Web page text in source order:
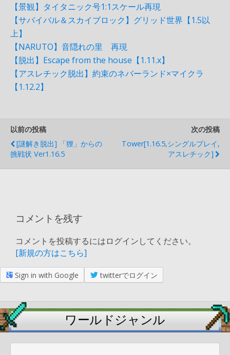
【景観】タイタニック号1:1スケール再現
【サバイバル＆スカイブロック】グリッド世界【1.5以
上】
【NARUTO】音隠れの里 再現
【脱出】Escape from the house【1.11.x】
【アスレチック脱出】約束のネバーランド×マイクラ
【1.12.2】
以前の投稿
[謎解き脱出] 「狸」からの
挑戦状 Ver1.16.5
次の投稿
Tower[1.16.5,シングルプレイ,
アスレチック]
コメントを残す
コメントを投稿するにはログインしてください。
[新規の方はこちら]
Sign in with Google twitterでログイン
ワールドジャンル